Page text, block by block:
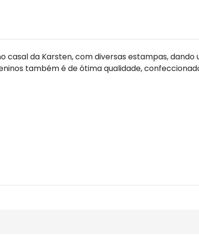
da Karsten, com diversas estampas, dando
também é de ótima qualidade,